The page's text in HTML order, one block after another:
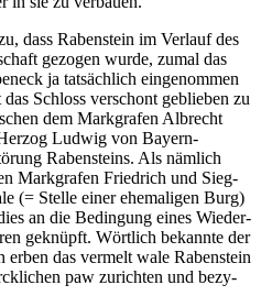
dass Raben­stein im Verlauf des
gezogen wurde, zumal das
ja tatsäch­lich einge­nommen
Schloss verschont geblieben zu
dem Mark­grafen Albrecht
Ludwig von Bayern-
Raben­steins. Als nämlich
Mark­grafen Fried­rich und Sieg­
(= Stelle einer ehema­ligen Burg)
an die Bedin­gung eines Wieder­
geknüpft. Wört­lich bekannte der
das vermelt wale Raben­stein
paw zurichten und bezy­